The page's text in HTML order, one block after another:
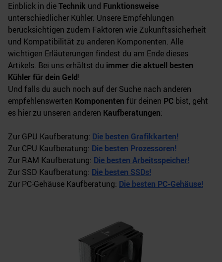
Einblick in dieTechnik und Funktionsweise
unterschiedlicher Kühler. Unsere Empfehlungen
berücksichtigen zudem Faktoren wie Zukunftssicherheit
und Kompatibilität zu anderen Komponenten. Alle
wichtigen Erläuterungen findest du am Ende dieses
Artikels. Bei uns erhältst du immer die aktuell besten
Kühler für dein Geld!
Und falls du auch noch auf der Suche nach anderen
empfehlenswerten Komponenten für deinen PC bist, geht
es hier zu unseren anderen Kaufberatungen:
Zur GPU Kaufberatung: Die besten Grafikkarten!
Zur CPU Kaufberatung: Die besten Prozessoren!
Zur RAM Kaufberatung: Die besten Arbeitsspeicher!
Zur SSD Kaufberatung: Die besten SSDs!
Zur PC-Gehäuse Kaufberatung: Die besten PC-Gehäuse!